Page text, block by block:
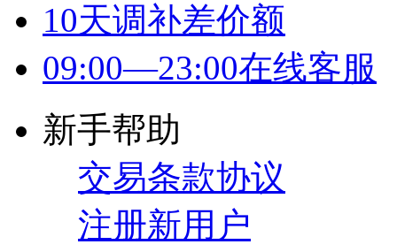
10天调补差价额
09:00—23:00在线客服
新手帮助
交易条款协议
注册新用户